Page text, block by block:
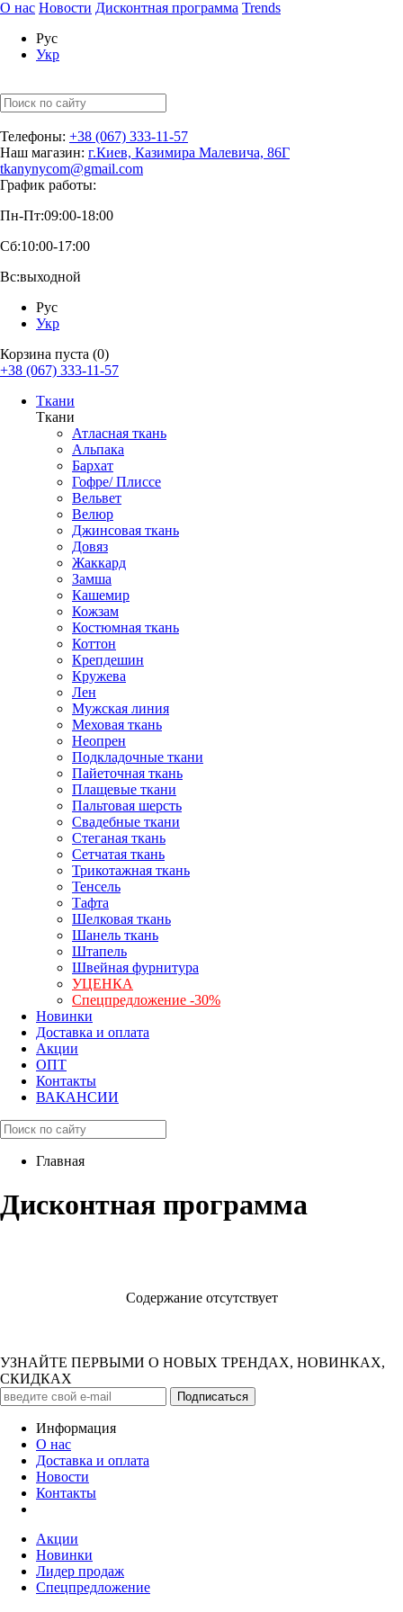
О нас Новости Дисконтная программа Trends
Рус
Укр
Телефоны: +38 (067) 333-11-57
Наш магазин: г.Киев, Казимира Малевича, 86Г
tkanynycom@gmail.com
График работы:
Пн-Пт:09:00-18:00
Сб:10:00-17:00
Вс:выходной
Рус
Укр
Корзина пуста (0)
+38 (067) 333-11-57
Ткани
Ткани
Атласная ткань
Альпака
Бархат
Гофре/ Плиссе
Вельвет
Велюр
Джинсовая ткань
Довяз
Жаккард
Замша
Кашемир
Кожзам
Костюмная ткань
Коттон
Крепдешин
Кружева
Лен
Мужская линия
Меховая ткань
Неопрен
Подкладочные ткани
Пайеточная ткань
Плащевые ткани
Пальтовая шерсть
Свадебные ткани
Стеганая ткань
Сетчатая ткань
Трикотажная ткань
Тенсель
Тафта
Шелковая ткань
Шанель ткань
Штапель
Швейная фурнитура
УЦЕНКА
Спецпредложение -30%
Новинки
Доставка и оплата
Акции
ОПТ
Контакты
ВАКАНСИИ
Главная
Дисконтная программа
Содержание отсутствует
УЗНАЙТЕ ПЕРВЫМИ О НОВЫХ ТРЕНДАХ, НОВИНКАХ,
СКИДКАХ
Информация
О нас
Доставка и оплата
Новости
Контакты
Акции
Новинки
Лидер продаж
Спецпредложение